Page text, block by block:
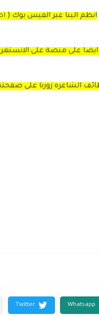
انظم الينا عبر الفيس بوك (
ايضا على منصة على
الشاغره زورنا على